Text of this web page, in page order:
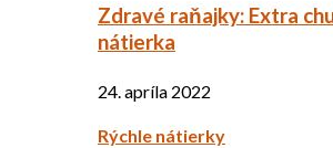
Zdravé raňajky: Extra
nátierka
24. apríla 2022
Rýchle nátierky